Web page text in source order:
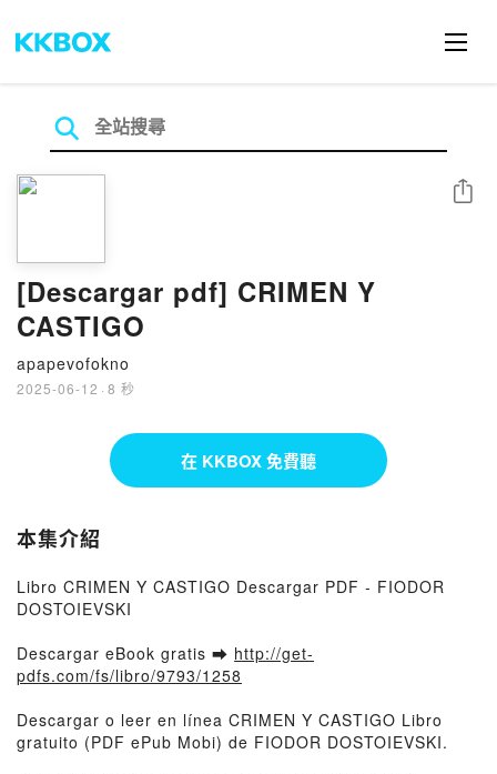
[Descargar pdf] CRIMEN Y
CASTIGO
apapevofokno
2025-06-12 · 8 秒
分享
在 KKBOX 免費聽
本集介紹
Libro CRIMEN Y CASTIGO Descargar PDF - FIODOR
DOSTOIEVSKI
Descargar eBook gratis ➡ http://get-
pdfs.com/fs/libro/9793/1258
Descargar o leer en línea CRIMEN Y CASTIGO Libro
gratuito (PDF ePub Mobi) de FIODOR DOSTOIEVSKI.